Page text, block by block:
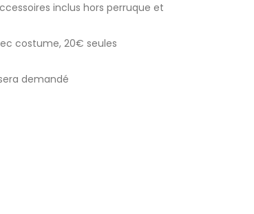
inclus hors perruque et
costume, 20€ seules
demandé